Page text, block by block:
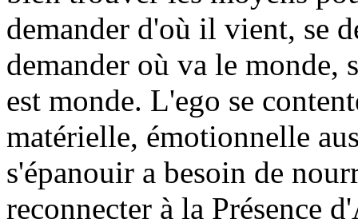
demander d'où il vient, se
demander où va le monde,
est monde. L'ego se
matérielle, émotionnelle
s'épanouir a besoin de
reconnecter à la Présence